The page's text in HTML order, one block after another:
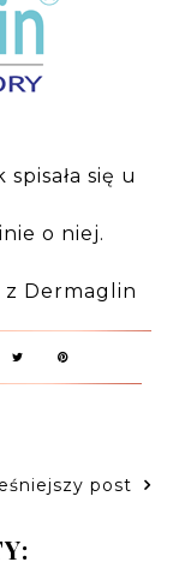
się u
o niej.
z Dermaglin
post